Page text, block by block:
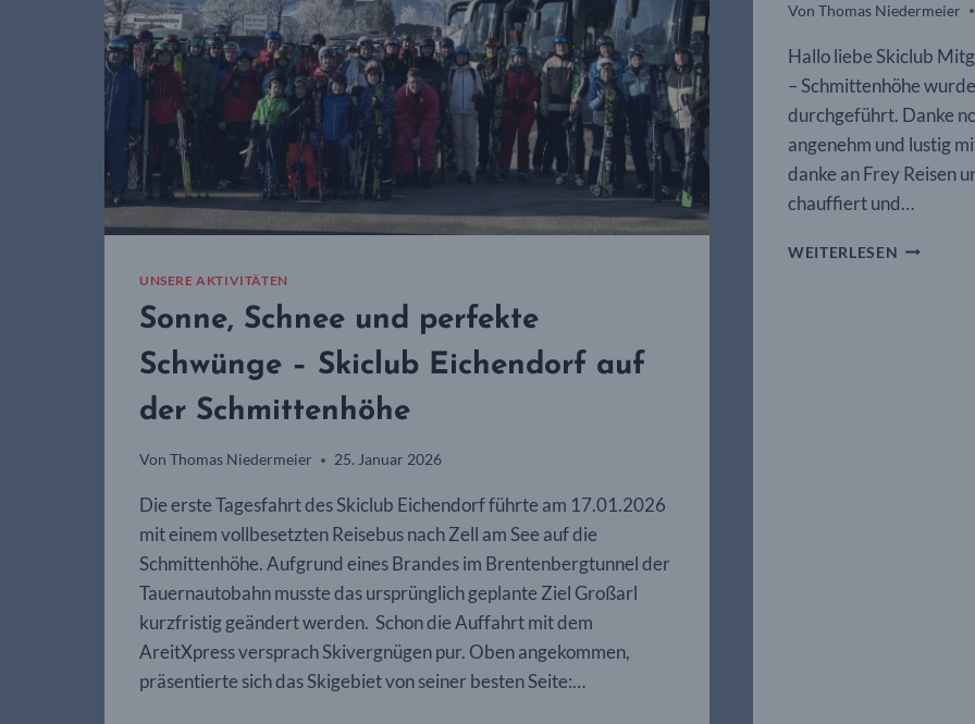
UNSERE AKTIVITÄTEN
Sonne, Schnee und perfekte
Schwünge – Skiclub Eichendorf auf
der Schmittenhöhe
Von Thomas Niedermeier 25. Januar 2026
Die erste Tagesfahrt des Skiclub Eichendorf führte am 17.01.2026
mit einem vollbesetzten Reisebus nach Zell am See auf die
Schmittenhöhe. Aufgrund eines Brandes im Brentenbergtunnel der
Tauernautobahn musste das ursprünglich geplante Ziel Großarl
kurzfristig geändert werden. Schon die Auffahrt mit dem
AreitXpress versprach Skivergnügen pur. Oben angekommen,
präsentierte sich das Skigebiet von seiner besten Seite:…
Von Thomas Niedermeier
Hallo liebe Skiclub
– Schmittenhöhe
durchgeführt. Danke
angenehm und lustig
danke an Frey Reisen
chauffiert und…
WEITERLESEN